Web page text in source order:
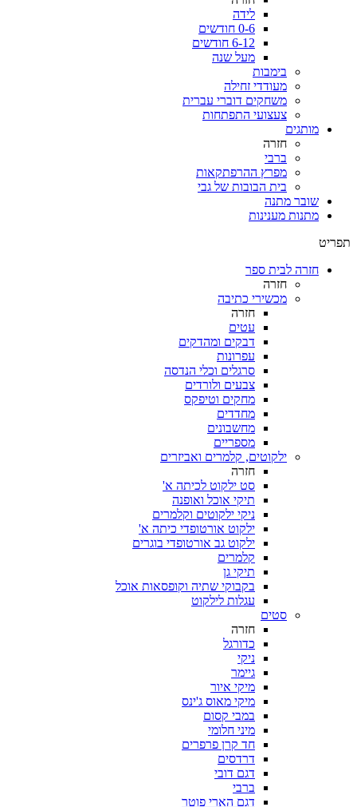
לידה
0-6 חודשים
6-12 חודשים
מעל שנה
בימבות
מעודדי זחילה
משחקים דוברי עברית
צעצועי התפתחות
מותגים
חזרה
ברבי
מפרץ ההרפתקאות
בית הבובות של גבי
שובר מתנה
מתנות מענינות
תפריט
חזרה לבית ספר
חזרה
מכשירי כתיבה
חזרה
עטים
דבקים ומהדקים
עפרונות
סרגלים וכלי הנדסה
צבעים ולורדים
מחקים וטיפקס
מחדדים
מחשבונים
מספריים
ילקוטים, קלמרים ואביזרים
חזרה
סט ילקוט לכיתה א'
תיקי אוכל ואופנה
ניקי ילקוטים וקלמרים
ילקוט אורטופדי כיתה א'
ילקוט גב אורטופדי בוגרים
קלמרים
תיקי גן
בקבוקי שתיה וקופסאות אוכל
עגלות לילקוט
סטים
חזרה
כדורגל
ניקי
גיימר
מיקי איור
מיקי מאוס ג'ינס
במבי קסום
מיני חלומי
חד קרן פרפרים
דרדסים
דגם דובי
ברבי
דגם הארי פוטר